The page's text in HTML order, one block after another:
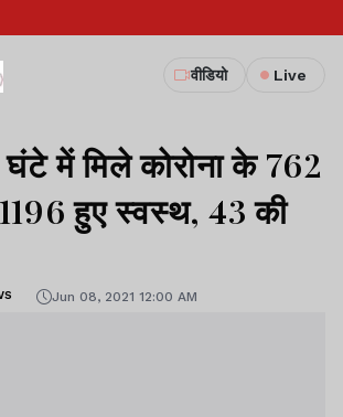
वीडियो Live
घंटे में मिले कोरोना के 762
हुए स्वस्थ, 43 की
Jun 08, 2021 12:00 AM